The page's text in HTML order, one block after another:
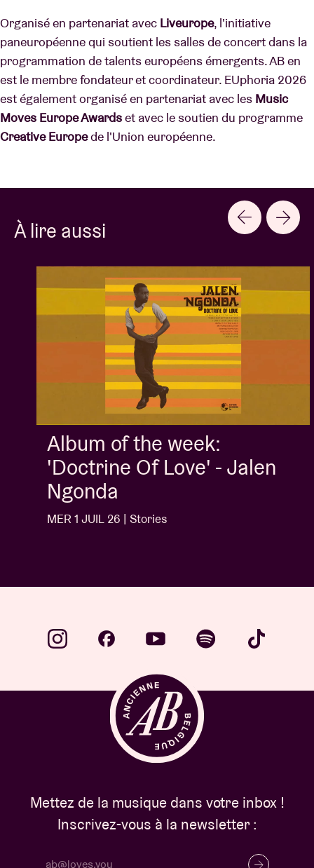
Organisé en partenariat avec Liveurope, l'initiative
paneuropéenne qui soutient les salles de concert dans la
programmation de talents européens émergents. AB en
est le membre fondateur et coordinateur. EUphoria 2026
est également organisé en partenariat avec les Music
Moves Europe Awardset avec le soutien du programme
Creative Europede l'Union européenne.
À lire aussi
Album of the week:
'Doctrine Of Love' - Jalen
Ngonda
MER 1 JUIL 26 | Stories
Mettez de la musique dans votre inbox !
Inscrivez-vous à la newsletter :